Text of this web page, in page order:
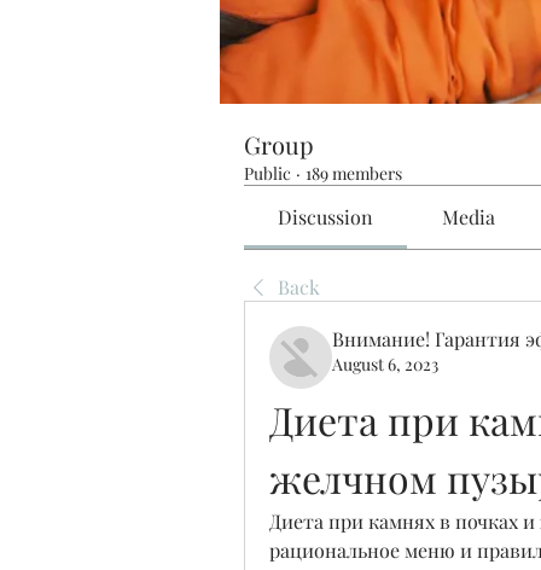
Group
Public · 189 members
Discussion Media
Back
Внимание! Гарантия
August 6, 2023
Диета при
желчном
Диета при камнях в почках
рациональное меню и